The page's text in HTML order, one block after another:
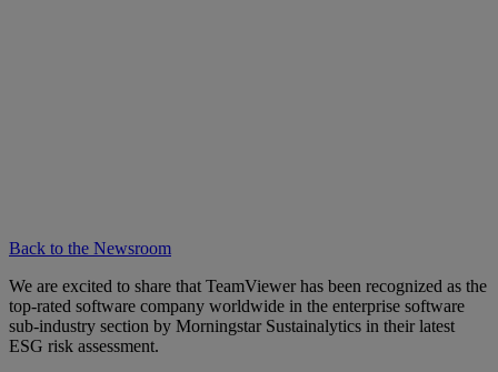
Back to the Newsroom
We are excited to share that TeamViewer has been recognized as the
top-rated software company worldwide in the enterprise software
sub-industry section by Morningstar Sustainalytics in their latest
ESG risk assessment.